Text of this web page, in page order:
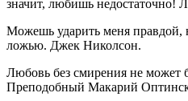
значит, любишь недостаточно!
Можешь ударить меня правдой,
ложью. Джек Николсон.
Любовь без смирения не может
Преподобный Макарий